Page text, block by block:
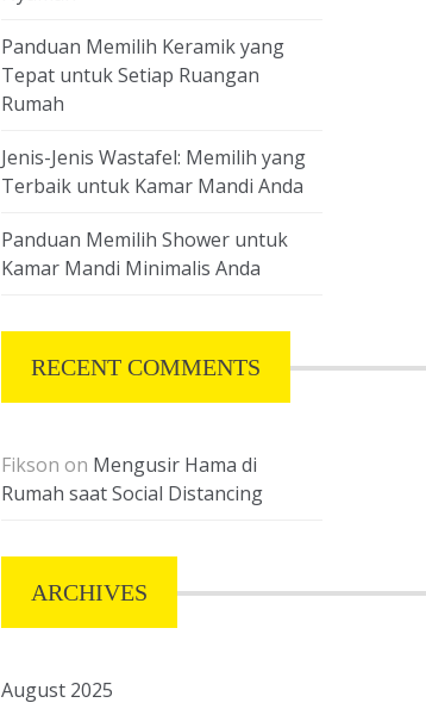
Panduan Memilih Keramik yang
Tepat untuk Setiap Ruangan
Rumah
Jenis-Jenis Wastafel: Memilih yang
Terbaik untuk Kamar Mandi Anda
Panduan Memilih Shower untuk
Kamar Mandi Minimalis Anda
RECENT COMMENTS
Fikson on Mengusir Hama di
Rumah saat Social Distancing
ARCHIVES
August 2025